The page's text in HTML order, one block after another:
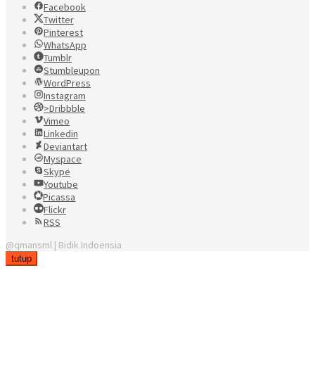
Facebook
Twitter
Pinterest
WhatsApp
Tumblr
Stumbleupon
WordPress
Instagram
>Dribbble
Vimeo
Linkedin
Deviantart
Myspace
Skype
Youtube
Picassa
Flickr
RSS
@qmansml | Bidik Indoensia
tutup